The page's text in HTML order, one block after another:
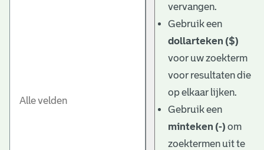
vervangen.
Gebruik een
dollarteken ($)
voor uw zoekterm
voor resultaten die
op elkaar lijken.
Gebruik een
minteken (-) om
zoektermen uit te